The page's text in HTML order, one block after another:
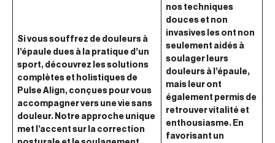
Si vous souffrez de douleurs à
l’épaule dues à la pratique d’un
sport, découvrez les solutions
complètes et holistiques de
Pulse Align, conçues pour vous
accompagner vers une vie sans
douleur. Notre approche unique
met l’accent sur la correction
nos techniques
douces et non
invasives les ont non
seulement aidés à
soulager leurs
douleurs à l’épaule,
mais leur ont
également permis de
retrouver vitalité et
enthousiasme. En
favorisant un